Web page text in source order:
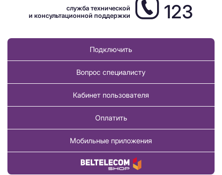
служба технической
и консультационной поддержки
123
Подключить
Вопрос специалисту
Кабинет пользователя
Оплатить
Мобильные приложения
Купить товар